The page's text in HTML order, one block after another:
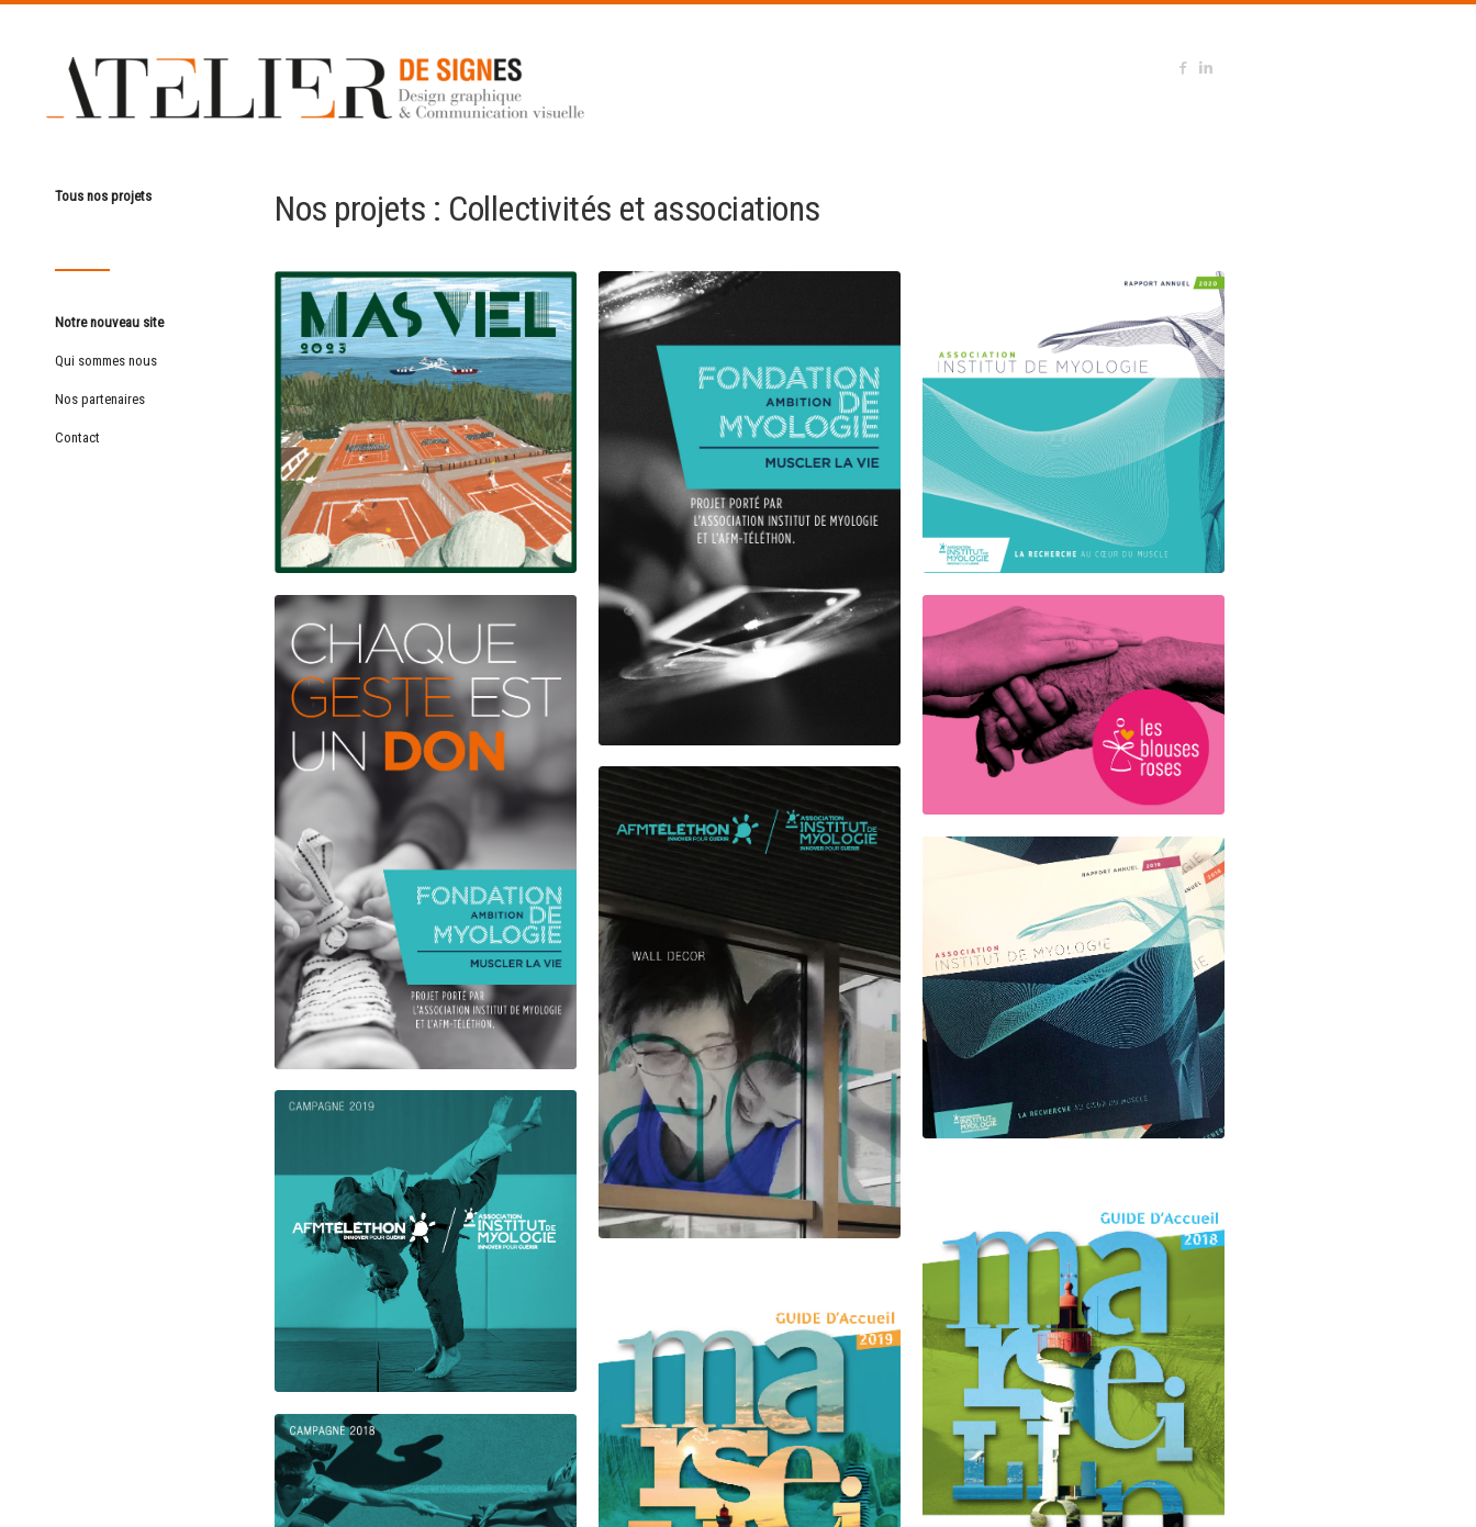
Tous nos projets
Notre nouveau site
Qui sommes nous
Nos partenaires
Contact
Nos projets : Collectivités et associations